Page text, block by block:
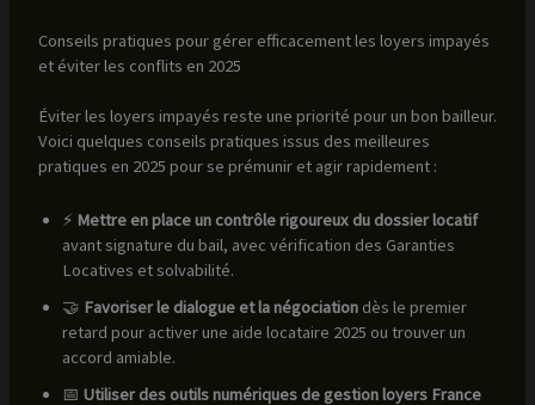
Conseils pratiques pour gérer efficacement les loyers impayés
et éviter les conflits en 2025
Éviter les loyers impayés reste une priorité pour un bon bailleur.
Voici quelques conseils pratiques issus des meilleures
pratiques en 2025 pour se prémunir et agir rapidement :
⚡ Mettre en place un contrôle rigoureux du dossier locatif
avant signature du bail, avec vérification des Garanties
Locatives et solvabilité.
🤝 Favoriser le dialogue et la négociationdès le premier
retard pour activer une aide locataire 2025 ou trouver un
accord amiable.
📅 Utiliser des outils numériques de gestion loyers France